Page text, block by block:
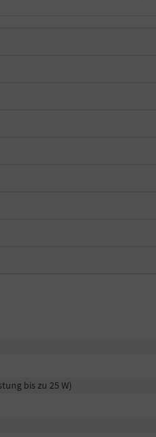
bis zu 25 W)